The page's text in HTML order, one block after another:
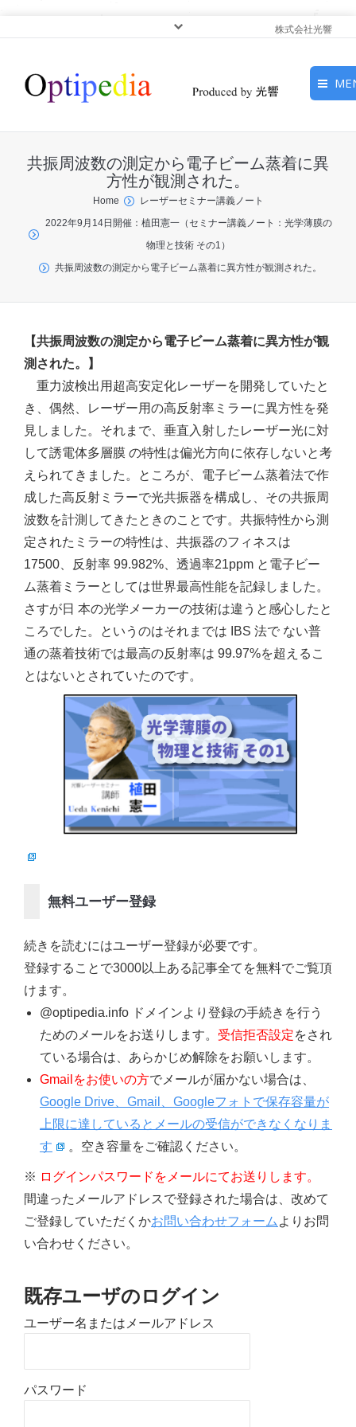
株式会社光響
ピックアップ
光応用・アプリケーショ
ン
共振周波数の測定から電子ビーム蒸着に異
方性が観測された。
You are here:Home
レーザーセミナー講義ノート
2022年9月14日開催：植田憲一（セミナー講義ノート：光学薄膜の
物理と技術 その1）
共振周波数の測定から電子ビーム蒸着に異方性が観測された。
【共振周波数の測定から電子ビーム蒸着に異方性が観
測された。】
重力波検出用超高安定化レーザーを開発していたと
き、偶然、レーザー用の高反射率ミラーに異方性を発
見しました。それまで、垂直入射したレーザー光に対
して誘電体多層膜 の特性は偏光方向に依存しないと考
えられてきました。ところが、電子ビーム蒸着法で作
成した高反射ミラーで光共振器を構成し、その共振周
波数を計測してきたときのことです。共振特性から測
定されたミラーの特性は、共振器のフィネスは
17500、反射率 99.982%、透過率21ppm と電子ビー
ム蒸着ミラーとしては世界最高性能を記録しました。
さすが日 本の光学メーカーの技術は違うと感心したと
ころでした。というのはそれまでは IBS 法で ない普
通の蒸着技術では最高の反射率は 99.97%を超えるこ
とはないとされていたのです。
無料ユーザー登録
続きを読むにはユーザー登録が必要です。
登録することで3000以上ある記事全てを無料でご覧頂
けます。
@optipedia.info ドメインより登録の手続きを行う
ためのメールをお送りします。 受信拒否設定をされ
ている場合は、あらかじめ解除をお願いします。
Gmailをお使いの方でメールが届かない場合は、
Google Drive、Gmail、Googleフォトで保存容量が
上限に達しているとメールの受信ができなくなりま
す
。空き容量をご確認ください。
※ ログインパスワードをメールにてお送りします。
間違ったメールアドレスで登録された場合は、改めて
ご登録していただくかお問い合わせフォーム よりお問
い合わせください。
既存ユーザのログイン
ユーザー名またはメールアドレス
パスワード